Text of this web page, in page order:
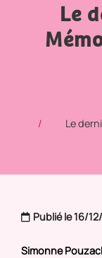
Le
Le
Publié le 16/
Simonne